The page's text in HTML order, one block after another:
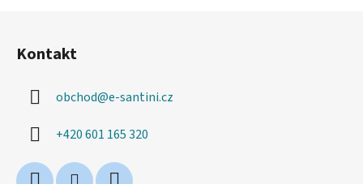
Kontakt
obchod@e-santini.cz
+420 601 165 320